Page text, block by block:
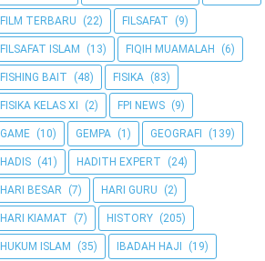
FILM TERBARU (22) FILSAFAT (9)
FILSAFAT ISLAM (13) FIQIH MUAMALAH (6)
FISHING BAIT (48) FISIKA (83)
FISIKA KELAS XI (2) FPI NEWS (9)
GAME (10) GEMPA (1) GEOGRAFI (139)
HADIS (41) HADITH EXPERT (24)
HARI BESAR (7) HARI GURU (2)
HARI KIAMAT (7) HISTORY (205)
HUKUM ISLAM (35) IBADAH HAJI (19)